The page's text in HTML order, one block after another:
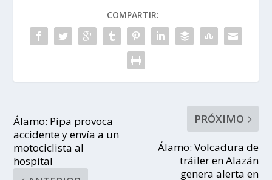
COMPARTIR:
Álamo: Pipa provoca
accidente y envía a un
motociclista al
hospital
PRÓXIMO
Álamo: Volcadura de
tráiler en Alazán
genera alerta en